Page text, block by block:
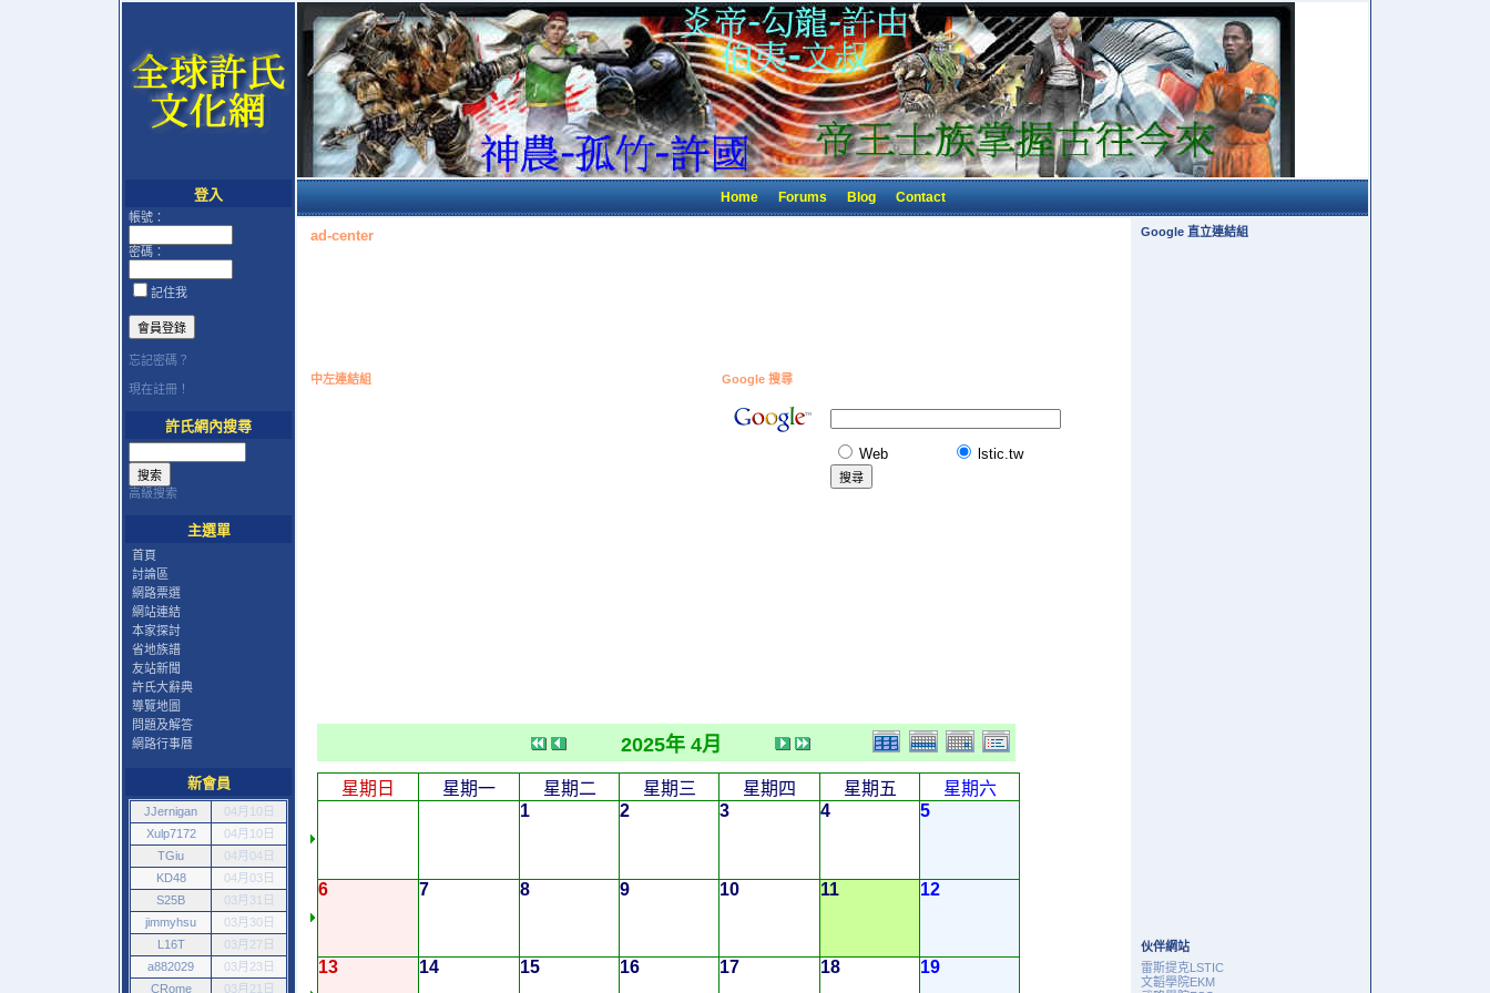
登入
帳號：
密碼：
記住我
忘記密碼？
現在註冊！
許氏網內搜尋
高級搜索
主選單
首頁
討論區
網路票選
網站連結
本家探討
省地族譜
友站新聞
許氏大辭典
導覽地圖
問題及解答
網路行事曆
新會員
JJernigan
04月10日
Xulp7172
04月10日
TGiu
04月04日
KD48
04月03日
S25B
03月31日
jimmyhsu
03月30日
L16T
03月27日
a882029
03月23日
CRome
03月21日
Home Forums Blog Contact
ad-center
中左連結組 Google 搜尋
Web lstic.tw
2025年 4月
星期日 星期一 星期二 星期三 星期四 星期五
星期六
1
2 3 4 5
6 7 8 9 10 11 12
13 14 15 16 17 18 19
Google 直立連結組
伙伴網站
雷斯提克LSTIC
文韜學院EKM